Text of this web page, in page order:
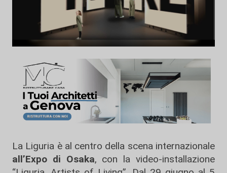
La Liguria è al centro della scena internazionale
all’Expo di Osaka, con la video-installazione